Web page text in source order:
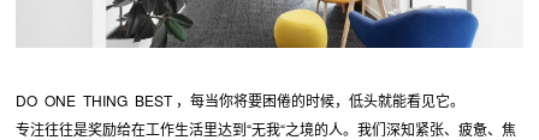
DO ONE THING BEST ，每当你将要困倦的时候，低头就能看见它。
专注往往是奖励给在工作生活里达到“无我“之境的人。我们深知紧张、疲惫、焦